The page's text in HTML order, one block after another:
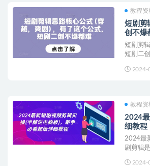
教程资
短剧剪
创不爆
短剧剪
短剧二
2024-
教程资
2024
细教程
2024最
剧剪辑
2024-